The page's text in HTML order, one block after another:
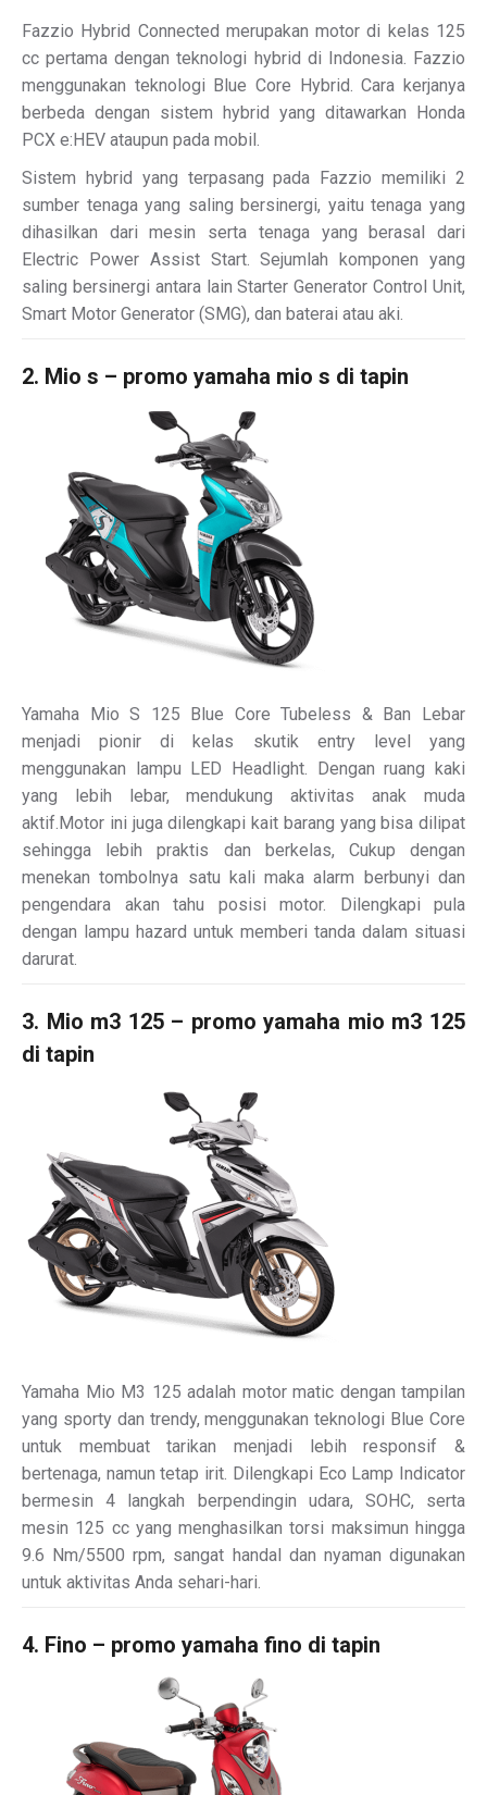
Fazzio Hybrid Connected merupakan motor di kelas 125
cc pertama dengan teknologi hybrid di Indonesia. Fazzio
menggunakan teknologi Blue Core Hybrid. Cara kerjanya
berbeda dengan sistem hybrid yang ditawarkan Honda
PCX e:HEV ataupun pada mobil.
Sistem hybrid yang terpasang pada Fazzio memiliki 2
sumber tenaga yang saling bersinergi, yaitu tenaga yang
dihasilkan dari mesin serta tenaga yang berasal dari
Electric Power Assist Start. Sejumlah komponen yang
saling bersinergi antara lain Starter Generator Control Unit,
Smart Motor Generator (SMG), dan baterai atau aki.
2. Mio s – promo yamaha mio s di tapin
Yamaha Mio S 125 Blue Core Tubeless & Ban Lebar
menjadi pionir di kelas skutik entry level yang
menggunakan lampu LED Headlight. Dengan ruang kaki
yang lebih lebar, mendukung aktivitas anak muda
aktif.Motor ini juga dilengkapi kait barang yang bisa dilipat
sehingga lebih praktis dan berkelas, Cukup dengan
menekan tombolnya satu kali maka alarm berbunyi dan
pengendara akan tahu posisi motor. Dilengkapi pula
dengan lampu hazard untuk memberi tanda dalam situasi
darurat.
3. Mio m3 125 – promo yamaha mio m3 125
di tapin
Yamaha Mio M3 125 adalah motor matic dengan tampilan
yang sporty dan trendy, menggunakan teknologi Blue Core
untuk membuat tarikan menjadi lebih responsif &
bertenaga, namun tetap irit. Dilengkapi Eco Lamp Indicator
bermesin 4 langkah berpendingin udara, SOHC, serta
mesin 125 cc yang menghasilkan torsi maksimun hingga
9.6 Nm/5500 rpm, sangat handal dan nyaman digunakan
untuk aktivitas Anda sehari-hari.
4. Fino – promo yamaha fino di tapin